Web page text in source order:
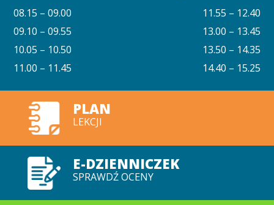
08.15 – 09.00
09.10 – 09.55
10.05 – 10.50
11.00 – 11.45
11.55 – 12.40
13.00 – 13.45
13.50 – 14.35
14.40 – 15.25
PLAN
LEKCJI
E-DZIENNICZEK
SPRAWDŹ OCENY